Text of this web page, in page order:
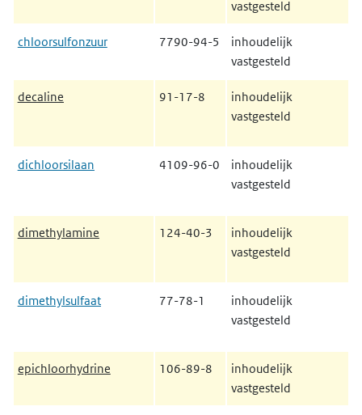
vastgesteld
chloorsulfonzuur 7790-94-5
inhoudelijk
vastgesteld
decaline 91-17-8
inhoudelijk
vastgesteld
dichloorsilaan 4109-96-0
inhoudelijk
vastgesteld
dimethylamine 124-40-3
inhoudelijk
vastgesteld
dimethylsulfaat 77-78-1
inhoudelijk
vastgesteld
epichloorhydrine 106-89-8
inhoudelijk
vastgesteld